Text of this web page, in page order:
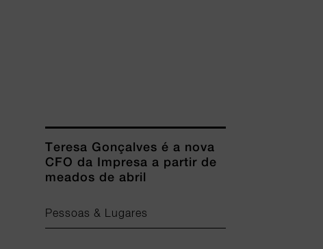
Teresa Gonçalves é a nova
CFO da Impresa a partir de
meados de abril
Pessoas & Lugares